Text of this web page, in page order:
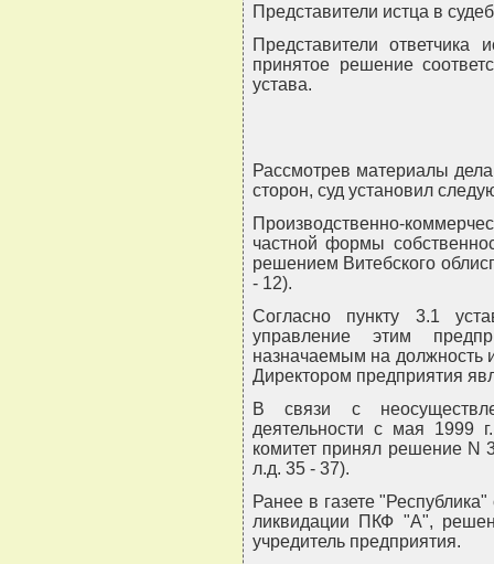
Представители истца в
Представители
принятое решение
устава.
Рассмотрев материалы
сторон, суд установил
Производственно-
частной формы
решением Витебского
- 12).
Согласно пункту 3.1
управление этим
назначаемым на должность
Директором предприятия
В связи с
деятельности с мая 1999
комитет принял решение N
л.д. 35 - 37).
Ранее в газете
ликвидации ПКФ "А",
учредитель предприятия.